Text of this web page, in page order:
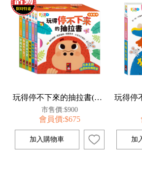
HOT
批發會員大招募，輕鬆實現財富自由
老師您好!!幼教會員火熱招募中~
玩得停不下來的抽拉書(全套6冊)
市售價:$900
會員價:$675